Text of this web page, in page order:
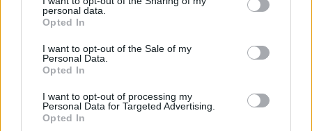
personal data.
Opted In
I want to opt-out of the Sale of my
Personal Data.
Opted In
I want to opt-out of processing my
Personal Data for Targeted Advertising.
Opted In
kereskedésének a 2025. augusztus 6-i Tőzsdenapon az
Előkészítés szakasz kezdetétől a 2025. augusztus 7-i
Tőzsdenapon a Lezárás szakasz végéig történő
felfüggesztéséről."
https://bet.hu/site/newkib/hu/2025.07./OXO_Technologies_Holdi
ng_N.V._Torzsreszvenyek_kereskedesenek_felfuggesztese_12929